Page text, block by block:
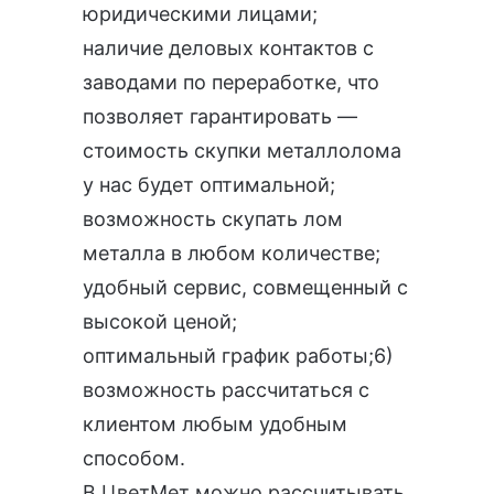
юридическими лицами;
наличие деловых контактов с
заводами по переработке, что
позволяет гарантировать —
стоимость скупки металлолома
у нас будет оптимальной;
возможность скупать лом
металла в любом количестве;
удобный сервис, совмещенный с
высокой ценой;
оптимальный график работы;6)
возможность рассчитаться с
клиентом любым удобным
способом.